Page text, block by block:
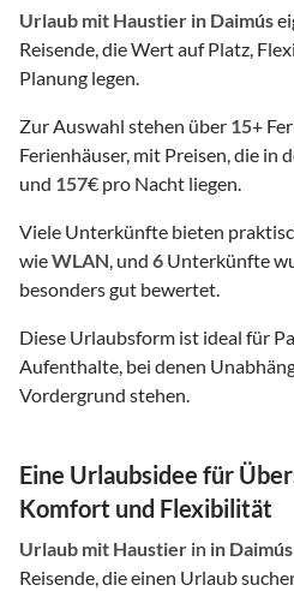
Urlaub mit Haustier in Daimús
Reisende, die Wert auf Platz,
Planung legen.
Zur Auswahl stehen über 15+
Ferienhäuser, mit Preisen, die in
und 157€ pro Nacht liegen.
Viele Unterkünfte bieten
wieWLAN, und 6 Unterkünfte
besonders gut bewertet.
Diese Urlaubsform ist ideal für
Aufenthalte, bei denen
Vordergrund stehen.
Eine Urlaubsidee für
Komfort und Flexibilität
Urlaub mit Haustier in in Daimús
Reisende, die einen Urlaub